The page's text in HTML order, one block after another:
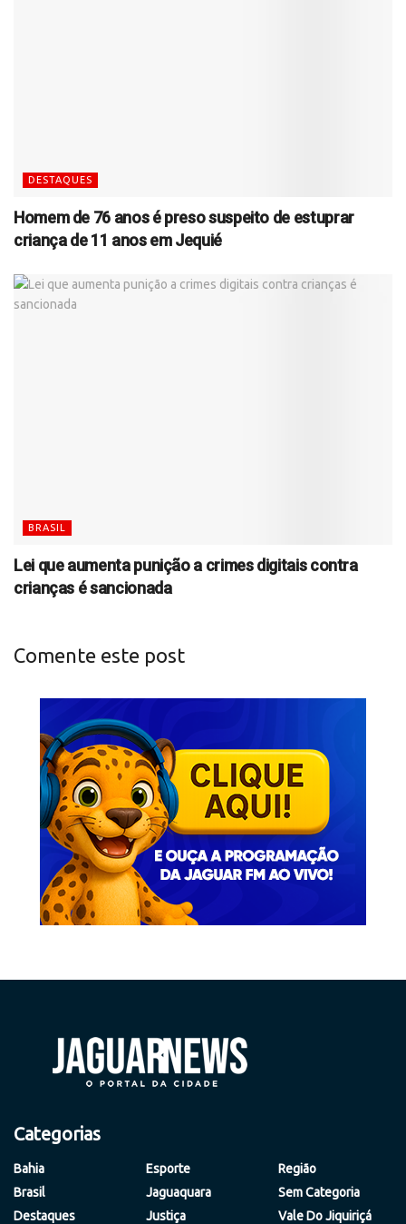
DESTAQUES
Homem de 76 anos é preso suspeito de estuprar
criança de 11 anos em Jequié
BRASIL
Lei que aumenta punição a crimes digitais contra
crianças é sancionada
Comente este post
Categorias
Bahia
Brasil
Destaques
Esporte
Jaguaquara
Justiça
Região
Sem Categoria
Vale Do Jiquiriçá